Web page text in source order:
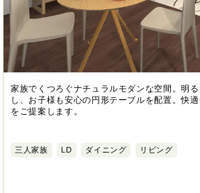
家族でくつろぐナチュラルモダンな空間。明
し、お子様も安心の円形テーブルを配置。快
をご提案します。
三人家族 LD ダイニング リビング